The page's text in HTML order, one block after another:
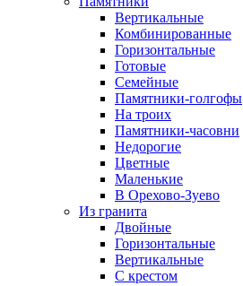
Вертикальные
Комбинированные
Горизонтальные
Готовые
Семейные
Памятники-голгофы
На троих
Памятники-часовни
Недорогие
Цветные
Маленькие
В Орехово-Зуево
Из гранита
Двойные
Горизонтальные
Вертикальные
С крестом